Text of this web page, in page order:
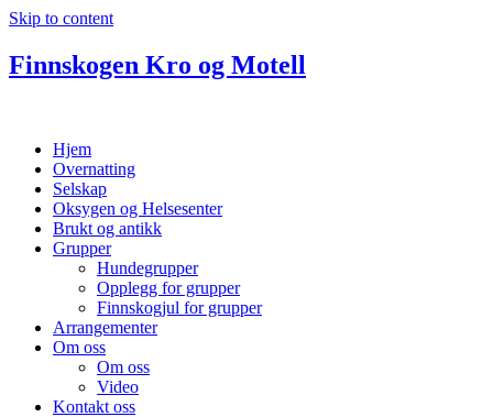
Skip to content
Finnskogen Kro og Motell
Hjem
Overnatting
Selskap
Oksygen og Helsesenter
Brukt og antikk
Grupper
Hundegrupper
Opplegg for grupper
Finnskogjul for grupper
Arrangementer
Om oss
Om oss
Video
Kontakt oss